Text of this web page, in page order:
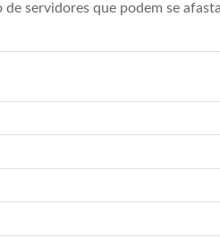
servidores que podem se